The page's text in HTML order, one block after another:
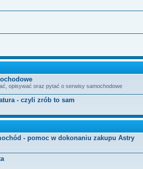
opisywać oraz pytać o serwisy samochodowe
- czyli zrób to sam
- pomoc w dokonaniu zakupu Astry